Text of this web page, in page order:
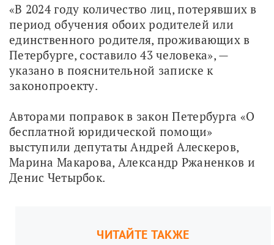
«В 2024 году количество лиц, потерявших в
период обучения обоих родителей или
единственного родителя, проживающих в
Петербурге, составило 43 человека», —
указано в пояснительной записке к
законопроекту.
Авторами поправок в закон Петербурга «О
бесплатной юридической помощи»
выступили депутаты Андрей Алескеров,
Марина Макарова, Александр Ржаненков и
Денис Четырбок.
ЧИТАЙТЕ ТАКЖЕ